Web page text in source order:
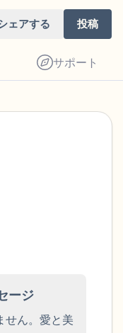
ェアする 投稿
サポート
ージ
せん。愛と美
てください。
回します。鼻
から息を吐
を開けて周
の外を見る